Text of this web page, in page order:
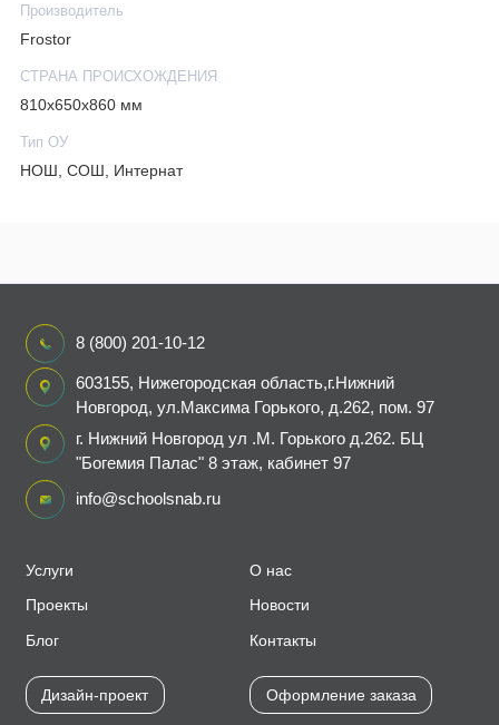
Производитель
Frostor
СТРАНА ПРОИСХОЖДЕНИЯ
810х650х860 мм
Тип ОУ
НОШ, СОШ, Интернат
Услуги
Проекты
Блог
Дизайн-проект
О нас
Новости
Контакты
Оформление заказа
8 (800) 201-10-12
603155, Нижегородская область,г.Нижний
Новгород, ул.Максима Горького, д.262, пом. 97
г. Нижний Новгород ул .М. Горького д.262. БЦ
"Богемия Палас" 8 этаж, кабинет 97
info@schoolsnab.ru